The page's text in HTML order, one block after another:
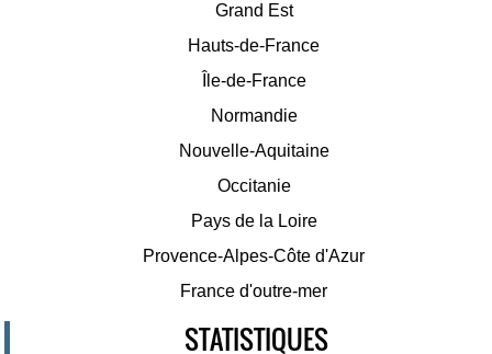
Grand Est
Hauts-de-France
Île-de-France
Normandie
Nouvelle-Aquitaine
Occitanie
Pays de la Loire
Provence-Alpes-Côte d'Azur
France d'outre-mer
STATISTIQUES